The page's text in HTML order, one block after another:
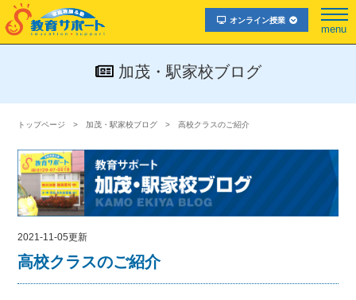
オンライン授業
menu
加茂・駅家校ブログ
トップページ 加茂・駅家校ブログ 高校クラスのご紹介
2021-11-05更新
高校クラスのご紹介